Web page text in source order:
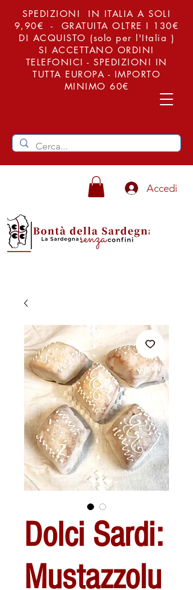
SPEDIZIONI IN ITALIA A SOLI
9,90€ - GRATUITA OLTRE I 130€
DI ACQUISTO (solo per l'Italia )
SI ACCETTANO ORDINI
TELEFONICI - SPEDIZIONI IN
TUTTA EUROPA - IMPORTO
MINIMO 60€
Accedi
Dolci Sardi:
Mustazzolu